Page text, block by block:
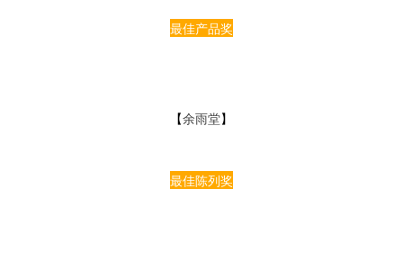
最佳产品奖
【余雨堂】
最佳陈列奖